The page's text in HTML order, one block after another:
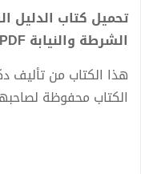
تحميل كتاب الدليل
الشرطة والنيابة PDF - دكتور محمد كمال الرخاوي
هذا الكتاب من تأليف
الكتاب محفوظة